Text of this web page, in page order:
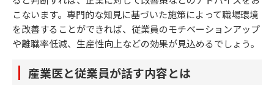
こないます。専門的な知見に基づいた施策によって職場環境
を改善することができれば、従業員のモチベーションアップ
や離職率低減、生産性向上などの効果が見込めるでしょう。
産業医と従業員が話す内容とは